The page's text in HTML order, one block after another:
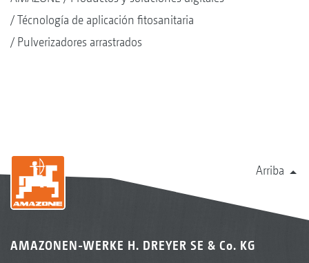
Técnología de aplicación fitosanitaria
Pulverizadores arrastrados
Arriba
AMAZONEN-WERKE H. DREYER SE & Co. KG